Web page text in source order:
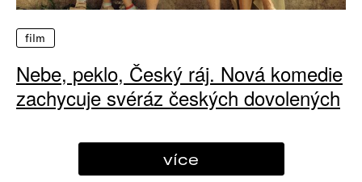
film
Nebe, peklo, Český ráj. Nová komedie
zachycuje svéráz českých dovolených
více